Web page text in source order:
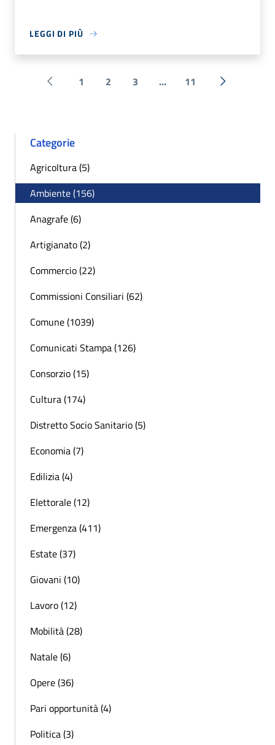
LEGGI DI PIÙ
Pagina precedente
1 2 3 ... 11 Successiva
Categorie
Agricoltura (5)
Ambiente (156)
Anagrafe (6)
Artigianato (2)
Commercio (22)
Commissioni Consiliari (62)
Comune (1039)
Comunicati Stampa (126)
Consorzio (15)
Cultura (174)
Distretto Socio Sanitario (5)
Economia (7)
Edilizia (4)
Elettorale (12)
Emergenza (411)
Estate (37)
Giovani (10)
Lavoro (12)
Mobilità (28)
Natale (6)
Opere (36)
Pari opportunità (4)
Politica (3)